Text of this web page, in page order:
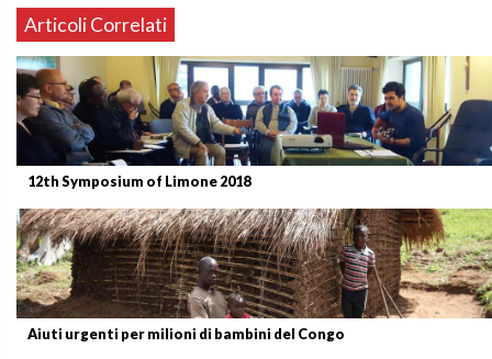
Articoli Correlati
12th Symposium of Limone 2018
Aiuti urgenti per milioni di bambini del Congo